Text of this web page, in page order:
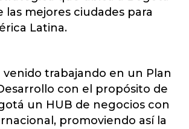
las mejores ciudades para
Latina.
venido trabajando en un Plan
con el propósito de
un HUB de negocios con
promoviendo así la